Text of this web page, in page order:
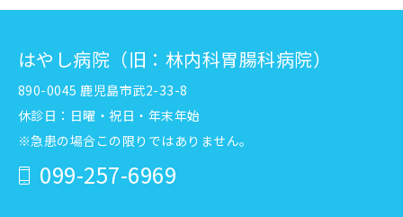
はやし病院（旧：林内科胃腸科病院）
890-0045 鹿児島市武2-33-8
休診日：日曜・祝日・年末年始
※急患の場合この限りではありません。
099-257-6969